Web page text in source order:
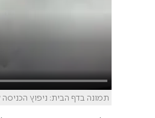
תמונה בדף הבית: ניפוץ הכניסה לערוץ 12 | צילום: שימוש